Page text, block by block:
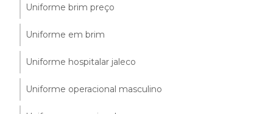
Uniforme brim preço
Uniforme em brim
Uniforme hospitalar jaleco
Uniforme operacional masculino